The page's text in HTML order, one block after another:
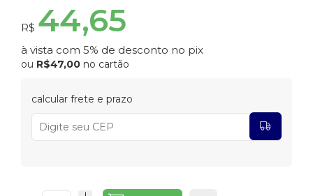
R$ 44,65
à vista com 5% de desconto no pix
ou R$47,00 no cartão
calcular frete e prazo